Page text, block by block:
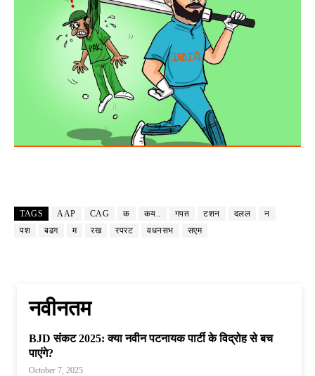
TAGS AAP CAG क कय.. गपत टशन दलल
न
पश
बढग म रख रपरट वधनसभ सएम
नवीनतम
BJD संकट 2025: क्या नवीन पटनायक पार्टी के विद्रोह से बच
पाएंगे?
October 7, 2025